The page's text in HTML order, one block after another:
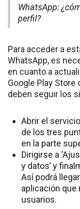
WhatsApp:
perfil?
Para acceder a
WhatsApp, es
en cuanto a
Google Play Store
deben seguir los
Abrir el
de los tres
en la parte
Dirigirse a
y datos’ y
Así podrá
aplicación
usuarios.